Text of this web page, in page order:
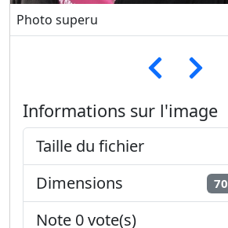
Photo superu
Informations sur l'image
Taille du fichier
Dimensions
Note 0 vote(s)